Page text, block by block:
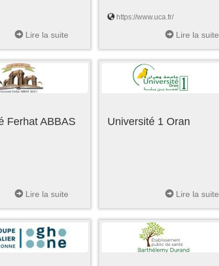
Lire la suite
https://www.uca.fr/
Lire la suite
Ferhat ABBAS
Lire la suite
Université 1 Oran
Lire la suite